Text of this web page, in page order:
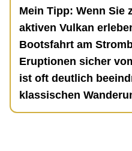
Mein Tipp: Wenn Sie
aktiven Vulkan
Bootsfahrt am
Eruptionen sicher
ist oft deutlich
klassischen